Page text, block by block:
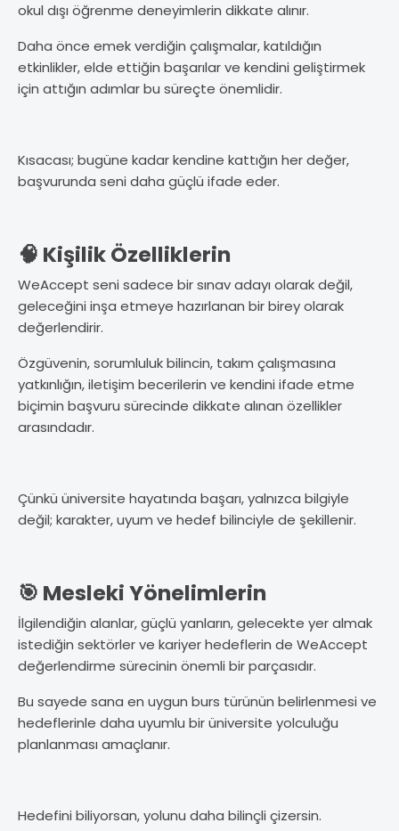
okul dışı öğrenme deneyimlerin dikkate alınır.
Daha önce emek verdiğin çalışmalar, katıldığın
etkinlikler, elde ettiğin başarılar ve kendini geliştirmek
için attığın adımlar bu süreçte önemlidir.
Kısacası; bugüne kadar kendine kattığın her değer,
başvurunda seni daha güçlü ifade eder.
🧠 Kişilik Özelliklerin
WeAccept seni sadece bir sınav adayı olarak değil,
geleceğini inşa etmeye hazırlanan bir birey olarak
değerlendirir.
Özgüvenin, sorumluluk bilincin, takım çalışmasına
yatkınlığın, iletişim becerilerin ve kendini ifade etme
biçimin başvuru sürecinde dikkate alınan özellikler
arasındadır.
Çünkü üniversite hayatında başarı, yalnızca bilgiyle
değil; karakter, uyum ve hedef bilinciyle de şekillenir.
🎯 Mesleki Yönelimlerin
İlgilendiğin alanlar, güçlü yanların, gelecekte yer almak
istediğin sektörler ve kariyer hedeflerin de WeAccept
değerlendirme sürecinin önemli bir parçasıdır.
Bu sayede sana en uygun burs türünün belirlenmesi ve
hedeflerinle daha uyumlu bir üniversite yolculuğu
planlanması amaçlanır.
Hedefini biliyorsan, yolunu daha bilinçli çizersin.